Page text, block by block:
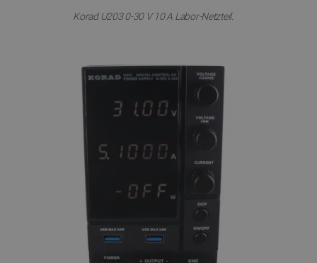
Korad U203 0-30 V 10 A Labor-Netzteil.